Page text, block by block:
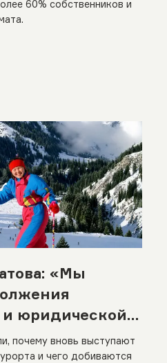
60% собственников и
«Мы
юридической
Жайляу»
почему вновь выступают
и чего добиваются